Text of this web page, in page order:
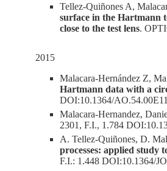
Tellez-Quiñones A,
surface in the Hartmann
close to the test lens.
2015
Malacara-Hernández Z,
Hartmann data with a
DOI:10.1364/
Malacara-Hernandez,
2301, F.I., 1.784
A. Tellez-Quiñones, D.
processes: applied study
F.I.: 1.448 DOI:10.1364/